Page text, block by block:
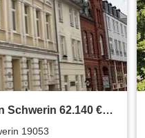
Schwerin 62.140 €
19053